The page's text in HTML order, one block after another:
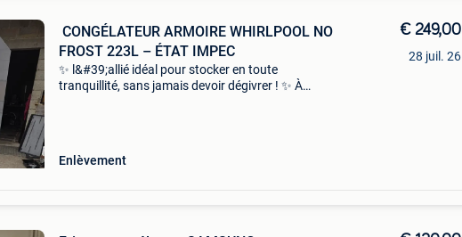
​️ CONGÉLATEUR ARMOIRE WHIRLPOOL NO
FROST 223L – ÉTAT IMPEC
​✨ l&#39;allié idéal pour stocker en toute
tranquillité, sans jamais devoir dégivrer ! ✨ ​À
Enlèvement
€ 249,00
28 juil. 26